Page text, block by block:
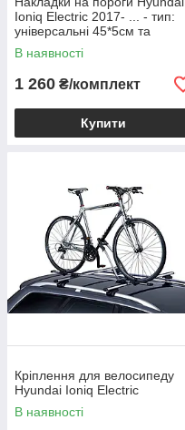
Ioniq Electric 2017- ... - тип:
універсальні 45*5см та
23*4,5см
В наявності
1 260 ₴/комплект
Купити
Кріплення для велосипеду
Hyundai Ioniq Electric
В наявності